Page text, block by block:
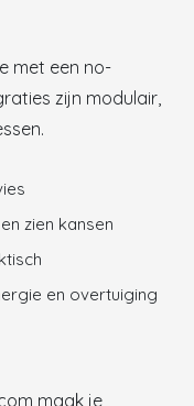
met een no-
zijn modulair,
zien kansen
en overtuiging
maak je